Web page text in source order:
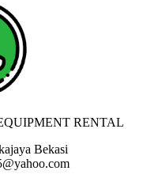
RENTAL
Bekasi